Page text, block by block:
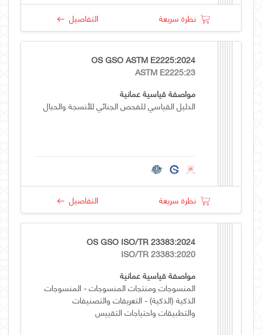
نظرة سريعة التفاصيل
OS GSO ASTM E2225:2024
ASTM E2225:23
مواصفة قياسية عمانية
الدليل القياسي للفحص الجنائي للأنسجة والحبال
نظرة سريعة التفاصيل
OS GSO ISO/TR 23383:2024
ISO/TR 23383:2020
مواصفة قياسية عمانية
المنسوجات ومنتجات المنسوجات - المنسوجات
الذكية (الذكية) - التعريفات والتصنيفات
والتطبيقات واحتياجات التقييس